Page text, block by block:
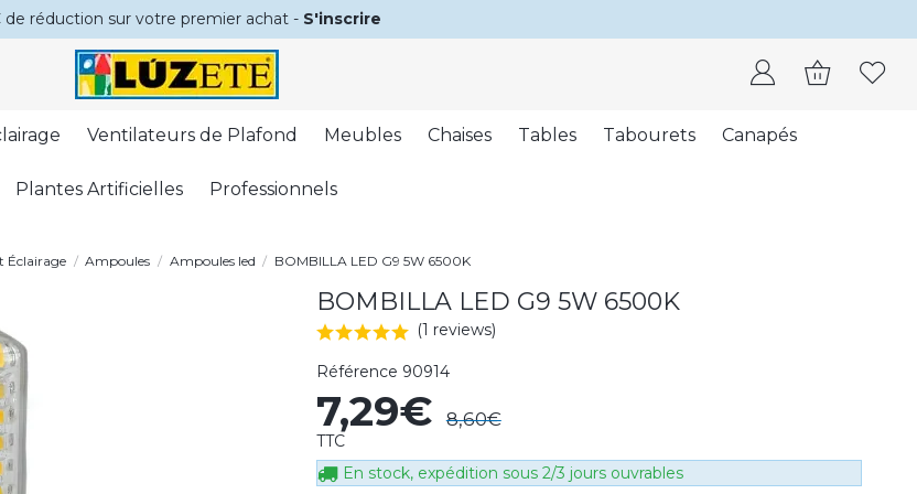
de réduction sur votre premier achat - S'inscrire
Ventilateurs de Plafond Meubles Chaises Tables Tabourets Canapés
Plantes Artificielles Professionnels
Éclairage Ampoules Ampoules led BOMBILLA LED G9 5W 6500K
BOMBILLA LED G9 5W 6500K
(1 reviews)
Référence 90914
7,29€ 8,60€
TTC
En stock, expédition sous 2/3 jours ouvrables